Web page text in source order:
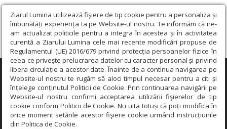
Ziarul Lumina utilizează fişiere de tip cookie pentru a personaliza și
îmbunătăți experiența ta pe Website-ul nostru. Te informăm că ne-
am actualizat politicile pentru a integra în acestea și în activitatea
curentă a Ziarului Lumina cele mai recente modificări propuse de
Regulamentul (UE) 2016/679 privind protecția persoanelor fizice în
ceea ce privește prelucrarea datelor cu caracter personal și privind
libera circulație a acestor date. Înainte de a continua navigarea pe
Website-ul nostru te rugăm să aloci timpul necesar pentru a citi și
înțelege conținutul Politicii de Cookie. Prin continuarea navigării pe
Website-ul nostru confirmi acceptarea utilizării fişierelor de tip
cookie conform Politicii de Cookie. Nu uita totuși că poți modifica în
orice moment setările acestor fişiere cookie urmând instrucțiunile
din Politica de Cookie.
×